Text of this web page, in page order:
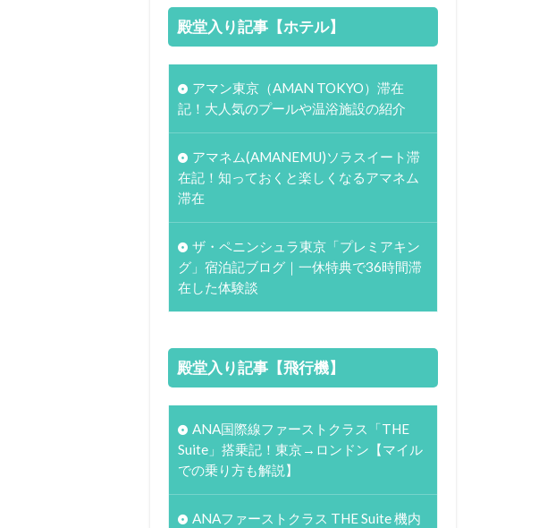
殿堂入り記事【ホテル】
アマン東京（AMAN TOKYO）滞在
記！大人気のプールや温浴施設の紹介
アマネム(AMANEMU)ソラスイート滞
在記！知っておくと楽しくなるアマネム
滞在
ザ・ペニンシュラ東京「プレミアキン
グ」宿泊記ブログ｜一休特典で36時間滞
在した体験談
殿堂入り記事【飛行機】
ANA国際線ファーストクラス「THE
Suite」搭乗記！東京→ロンドン【マイル
での乗り方も解説】
ANAファーストクラス THE Suite 機内